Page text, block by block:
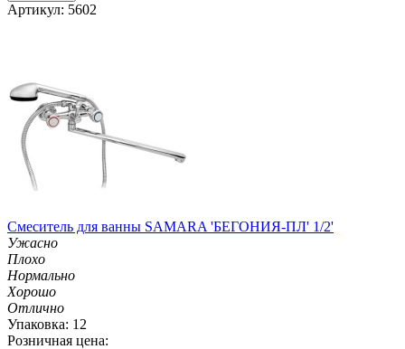
Артикул: 5602
Смеситель для ванны SAMARA 'БЕГОНИЯ-ПЛ' 1/2'
Ужасно
Плохо
Нормально
Хорошо
Отлично
Упаковка: 12
Розничная цена: